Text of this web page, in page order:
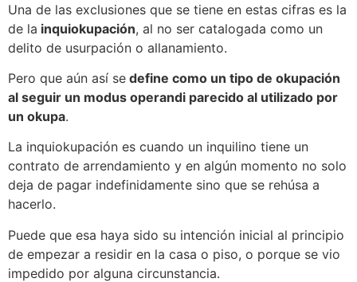
Una de las exclusiones que se tiene en estas cifras es la
de la inquiokupación, al no ser catalogada como un
delito de usurpación o allanamiento.
Pero que aún así se define como un tipo de okupación
al seguir un modus operandi parecido al utilizado por
un okupa.
La inquiokupación es cuando un inquilino tiene un
contrato de arrendamiento y en algún momento no solo
deja de pagar indefinidamente sino que se rehúsa a
hacerlo.
Puede que esa haya sido su intención inicial al principio
de empezar a residir en la casa o piso, o porque se vio
impedido por alguna circunstancia.